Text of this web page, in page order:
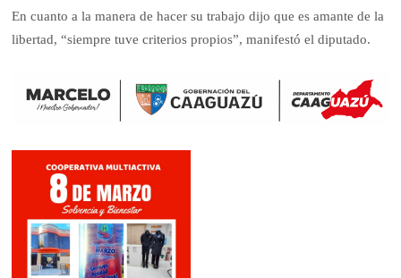
En cuanto a la manera de hacer su trabajo dijo que es amante de la
libertad, “siempre tuve criterios propios”, manifestó el diputado.